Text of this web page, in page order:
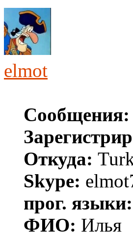
elmot
Сообщения:
Откуда:
Skype:
прог. языки:
ФИО: Илья